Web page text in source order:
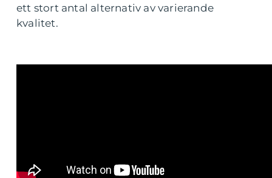
ett stort antal alternativ av varierande
kvalitet.